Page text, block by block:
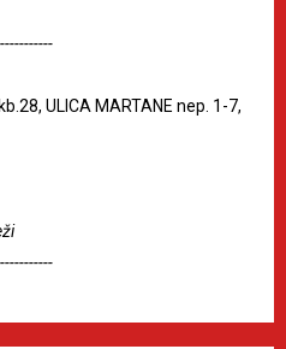
ULICA MARTANE nep. 1-7,